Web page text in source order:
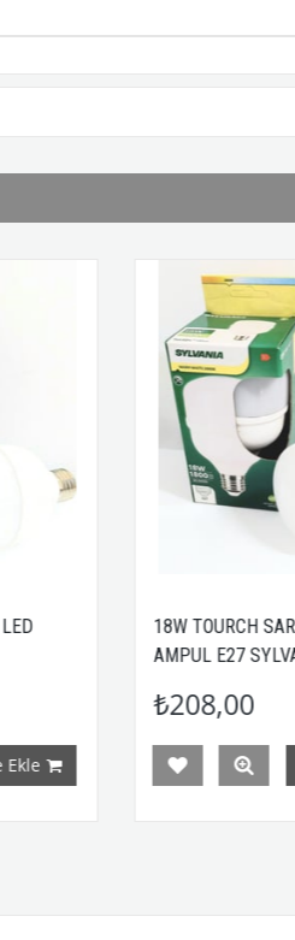
SARI IŞIK LED
SYLVANIA
Sepete Ekle